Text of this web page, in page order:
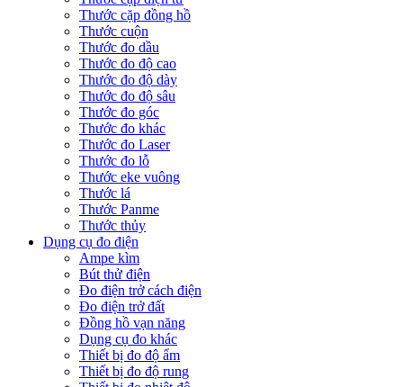
Thước cặp đồng hồ
Thước cuộn
Thước đo dầu
Thước đo độ cao
Thước đo độ dày
Thước đo độ sâu
Thước đo góc
Thước đo khác
Thước đo Laser
Thước đo lỗ
Thước eke vuông
Thước lá
Thước Panme
Thước thủy
Dụng cụ đo điện
Ampe kìm
Bút thử điện
Đo điện trở cách điện
Đo điện trở đất
Đồng hồ vạn năng
Dụng cụ đo khác
Thiết bị đo độ ẩm
Thiết bị đo độ rung